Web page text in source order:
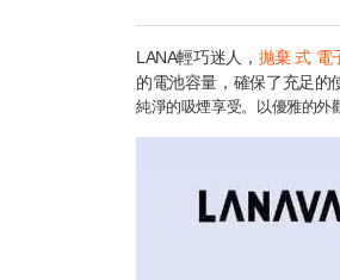
LANA輕巧迷人， 拋棄 式 電
的電池容量，確保了充足的
純淨的吸煙享受。以優雅的外